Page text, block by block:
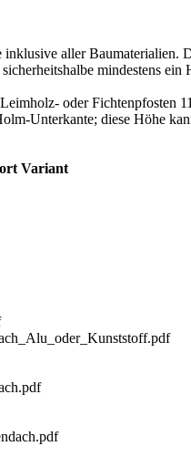
aller Baumaterialien.
mindestens
oder Fichtenpfosten
Unterkante; diese Höhe
Variant